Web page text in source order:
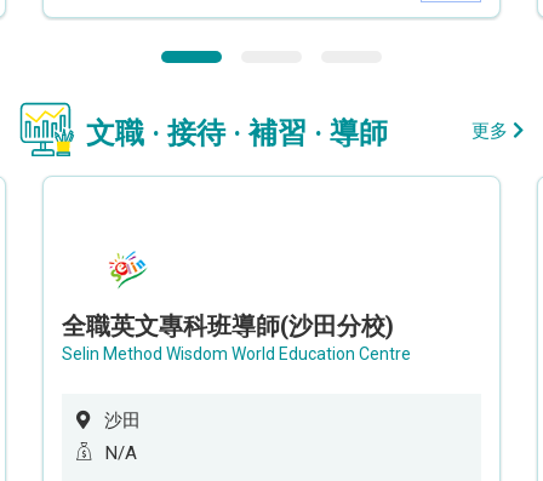
文職 · 接待 · 補習 · 導師 更多
全職英文專科班導師(沙田分校)
Selin Method Wisdom World Education Centre
沙田
N/A